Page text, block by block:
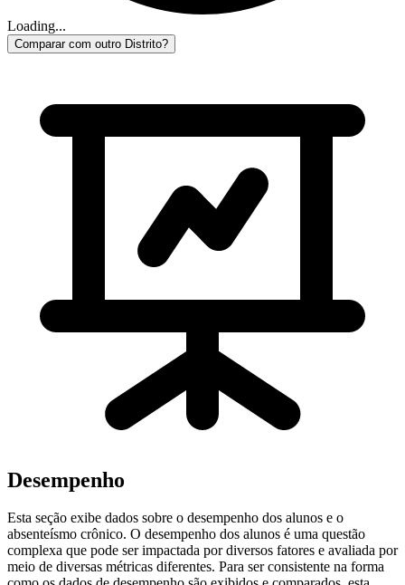
Loading...
Comparar com outro Distrito?
Desempenho
Esta seção exibe dados sobre o desempenho dos alunos e o
absenteísmo crônico. O desempenho dos alunos é uma questão
complexa que pode ser impactada por diversos fatores e avaliada por
meio de diversas métricas diferentes. Para ser consistente na forma